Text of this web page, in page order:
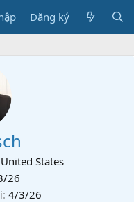
Đăng ký
United States
26
4/3/26